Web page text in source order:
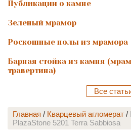
Публикации о камне
Зеленый мрамор
Роскошные полы из мрамора
Барная стойка из камня
травертина)
Все
Главная / Кварцевый агломерат /
PlazaStone 5201 Terra Sabbiosa